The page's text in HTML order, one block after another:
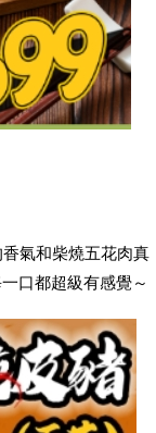
氣和柴燒五花肉真
口都超級有感覺～